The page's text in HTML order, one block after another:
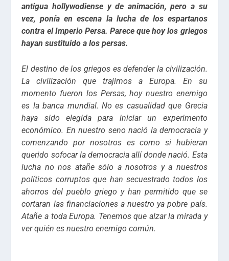
antigua hollywodiense y de animación, pero a su
vez, ponía en escena la lucha de los espartanos
contra el Imperio Persa. Parece que hoy los griegos
hayan sustituido a los persas.
El destino de los griegos es defender la civilización.
La civilización que trajimos a Europa. En su
momento fueron los Persas, hoy nuestro enemigo
es la banca mundial. No es casualidad que Grecia
haya sido elegida para iniciar un experimento
económico. En nuestro seno nació la democracia y
comenzando por nosotros es como si hubieran
querido sofocar la democracia allí donde nació. Esta
lucha no nos atañe sólo a nosotros y a nuestros
políticos corruptos que han secuestrado todos los
ahorros del pueblo griego y han permitido que se
cortaran las financiaciones a nuestro ya pobre país.
Atañe a toda Europa. Tenemos que alzar la mirada y
ver quién es nuestro enemigo común.